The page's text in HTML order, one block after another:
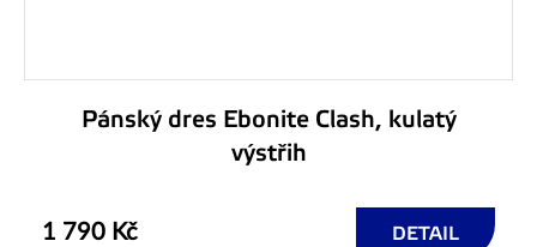
Pánský dres Ebonite Clash, kulatý
výstřih
1 790 Kč DETAIL